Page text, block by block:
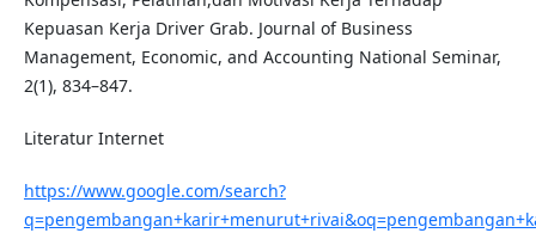
Kepuasan Kerja Driver Grab. Journal of Business
Management, Economic, and Accounting National Seminar,
2(1), 834–847.
Literatur Internet
https://www.google.com/search?